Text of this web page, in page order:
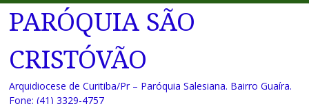
PARÓQUIA SÃO
CRISTÓVÃO
Arquidiocese de Curitiba/Pr – Paróquia Salesiana. Bairro Guaíra.
Fone: (41) 3329-4757